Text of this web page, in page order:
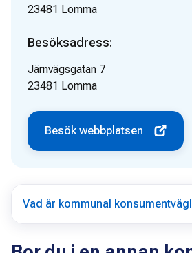
23481 Lomma
Besöksadress:
Järnvägsgatan 7
23481 Lomma
Besök webbplatsen
Vad är kommunal